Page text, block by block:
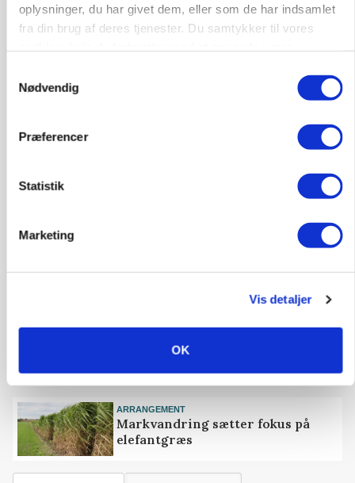
oplysninger, du har givet dem, eller som de har indsamlet
fra din brug af deres tjenester. Du samtykker til vores
Nødvendig
Præferencer
Statistik
Marketing
Vis detaljer
OK
BUSINESS
Ny HR-chef skal koble kultur og forretning i
kulturhistorie: Gammel sæd kan
redde truet race
ARRANGEMENT
Markvandring sætter fokus på
elefantgræs